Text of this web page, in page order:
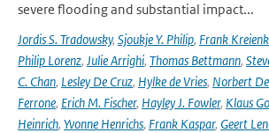
severe flooding and substantial impact...
Jordis S. Tradowsky, Sjoukje Y. Philip, Frank
Philip Lorenz, Julie Arrighi, Thomas Bettmann,
C. Chan, Lesley De Cruz, Hylke de Vries, Norbert
Ferrone, Erich M. Fischer, Hayley J. Fowler, Klaus
Heinrich, Yvonne Henrichs, Frank Kaspar, Geert